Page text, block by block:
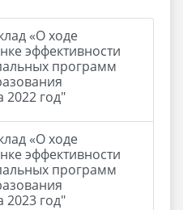
«О ходе
эффективности
программ
2022 год"
«О ходе
эффективности
программ
2023 год"